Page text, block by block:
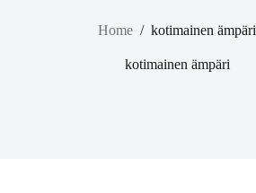
Home / kotimainen ämpäri
kotimainen ämpäri